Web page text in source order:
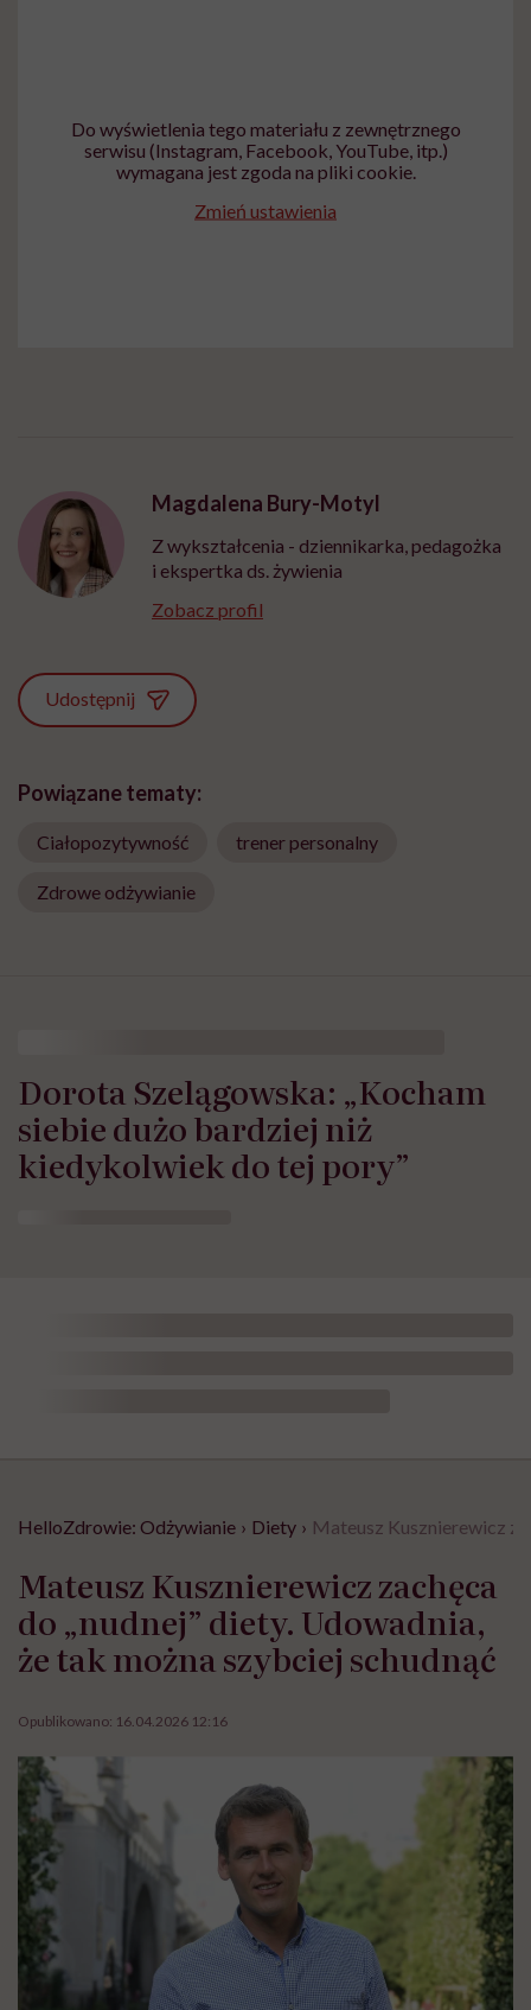
Do wyświetlenia tego materiału z zewnętrznego
serwisu (Instagram, Facebook, YouTube, itp.)
wymagana jest zgoda na pliki cookie.
Zmień ustawienia
Magdalena Bury-Motyl
Z wykształcenia - dziennikarka, pedagożka
i ekspertka ds. żywienia
Zobacz profil
Udostępnij
Powiązane tematy:
Ciałopozytywność trener personalny
Zdrowe odżywianie
Dorota Szelągowska: „Kocham
siebie dużo bardziej niż
kiedykolwiek do tej pory”
HelloZdrowie: Odżywianie › Diety › Mateusz Kusznierewicz
Mateusz Kusznierewicz zachęca
do „nudnej” diety. Udowadnia,
że tak można szybciej schudnąć
Opublikowano: 16.04.2026 12:16